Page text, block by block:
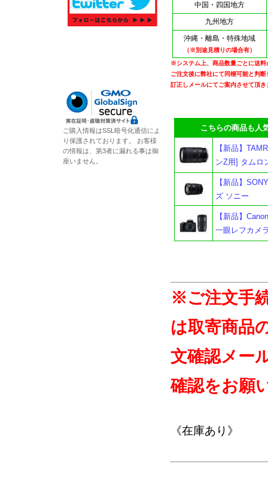
中国・四国地方
九州地方
沖縄・離島・特殊地域
（※別途見積りの場合有）
※システム上、商品数量ごとに送料
ご注文後に弊社にて同梱可能と判
訂正しメールにてご案内させて頂き
こちらの商品も人気
【新品】
ンZ用] タムロ
【新品】
ズ ソニー
【新品】
一眼レフカメ
※ご注文手
は取寄商品
文確認メー
確認をお願
《在庫あり》
ご購入情報はSSL暗号化通信によ
り保護されております。 お客様
の情報は、第3者に漏れる事は御
座いません。